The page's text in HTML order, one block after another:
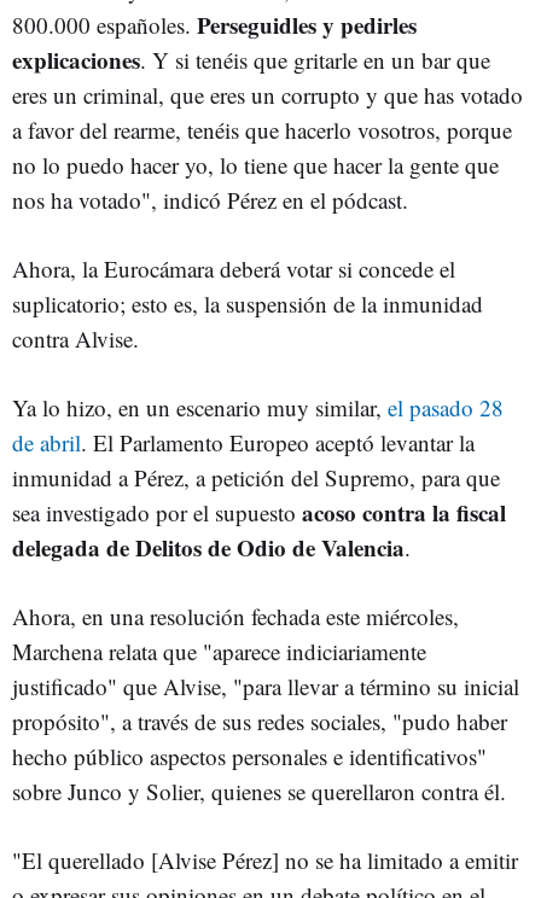
800.000 españoles. Perseguidles y pedirles
explicaciones. Y si tenéis que gritarle en un bar que
eres un criminal, que eres un corrupto y que has votado
a favor del rearme, tenéis que hacerlo vosotros, porque
no lo puedo hacer yo, lo tiene que hacer la gente que
nos ha votado", indicó Pérez en el pódcast.
Ahora, la Eurocámara deberá votar si concede el
suplicatorio; esto es, la suspensión de la inmunidad
contra Alvise.
Ya lo hizo, en un escenario muy similar, el pasado 28
de abril. El Parlamento Europeo aceptó levantar la
inmunidad a Pérez, a petición del Supremo, para que
sea investigado por el supuesto acoso contra la fiscal
delegada de Delitos de Odio de Valencia.
Ahora, en una resolución fechada este miércoles,
Marchena relata que "aparece indiciariamente
justificado" que Alvise, "para llevar a término su inicial
propósito", a través de sus redes sociales, "pudo haber
hecho público aspectos personales e identificativos"
sobre Junco y Solier, quienes se querellaron contra él.
"El querellado [Alvise Pérez] no se ha limitado a emitir